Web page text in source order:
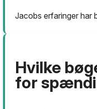
Jacobs erfaringer har
Hvilke
for